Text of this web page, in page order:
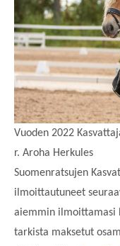
Vuoden 2022
r. Aroha Herkules
Suomenratsujen
ilmoittautuneet
aiemmin ilmoittamasi
tarkista maksetut